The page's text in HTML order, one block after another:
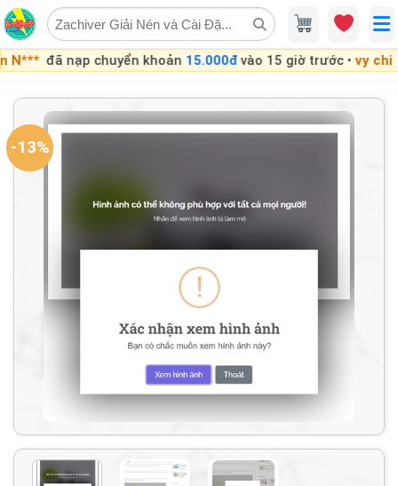
chuyển khoản15.000đvào 15 giờ trước •vy chiđã nạp
Skip
to
content
-13%